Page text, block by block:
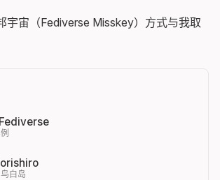
宇宙（Fediverse Misskey）方式与我取
白岛